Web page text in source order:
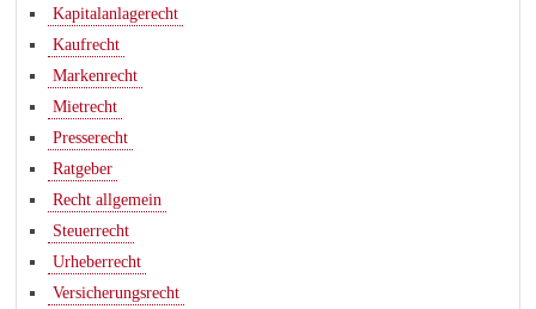
Kapitalanlagerecht
Kaufrecht
Markenrecht
Mietrecht
Presserecht
Ratgeber
Recht allgemein
Steuerrecht
Urheberrecht
Versicherungsrecht